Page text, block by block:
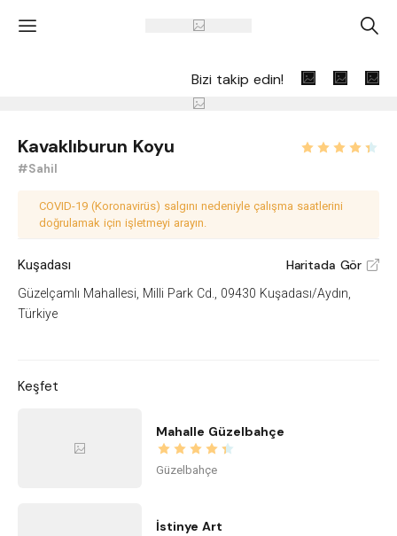
' A
Bizi takip edin!
Kavaklıburun Koyu
#Sahil
COVID-19 (Koronavirüs) salgını nedeniyle çalışma saatlerini
doğrulamak için işletmeyi arayın.
Kuşadası Haritada Gör V
Güzelçamlı Mahallesi, Milli Park Cd., 09430 Kuşadası/Aydın,
Türkiye
Keşfet
Mahalle Güzelbahçe
Güzelbahçe
İstinye Art